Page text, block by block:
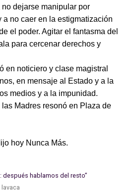
no dejarse manipular por
a no caer en la estigmatización
el poder. Agitar el fantasma del
para cercenar derechos y
en noticiero y clase magistral
en mensaje al Estado y a la
medios y a la impunidad.
Madres resonó en Plaza de
hoy Nunca Más.